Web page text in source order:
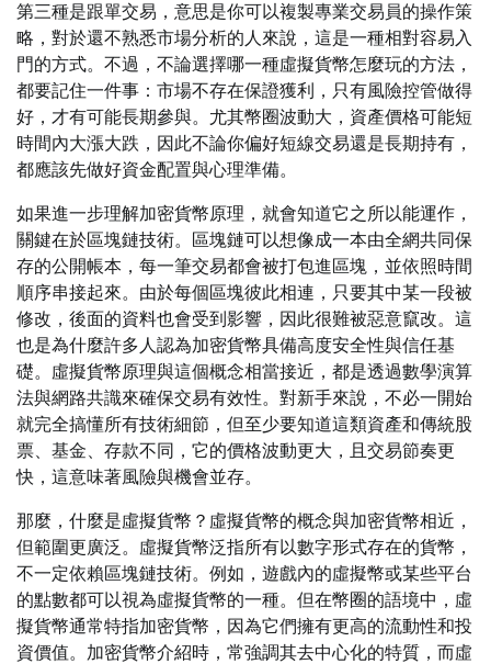
第三種是跟單交易，意思是你可以複製專業交易員的操作策
略，對於還不熟悉市場分析的人來說，這是一種相對容易入
門的方式。不過，不論選擇哪一種虛擬貨幣怎麼玩的方法，
都要記住一件事：市場不存在保證獲利，只有風險控管做得
好，才有可能長期參與。尤其幣圈波動大，資產價格可能短
時間內大漲大跌，因此不論你偏好短線交易還是長期持有，
都應該先做好資金配置與心理準備。
如果進一步理解加密貨幣原理，就會知道它之所以能運作，
關鍵在於區塊鏈技術。區塊鏈可以想像成一本由全網共同保
存的公開帳本，每一筆交易都會被打包進區塊，並依照時間
順序串接起來。由於每個區塊彼此相連，只要其中某一段被
修改，後面的資料也會受到影響，因此很難被惡意竄改。這
也是為什麼許多人認為加密貨幣具備高度安全性與信任基
礎。虛擬貨幣原理與這個概念相當接近，都是透過數學演算
法與網路共識來確保交易有效性。對新手來說，不必一開始
就完全搞懂所有技術細節，但至少要知道這類資產和傳統股
票、基金、存款不同，它的價格波動更大，且交易節奏更
快，這意味著風險與機會並存。
那麼，什麼是虛擬貨幣？虛擬貨幣的概念與加密貨幣相近，
但範圍更廣泛。虛擬貨幣泛指所有以數字形式存在的貨幣，
不一定依賴區塊鏈技術。例如，遊戲內的虛擬幣或某些平台
的點數都可以視為虛擬貨幣的一種。但在幣圈的語境中，虛
擬貨幣通常特指加密貨幣，因為它們擁有更高的流動性和投
資價值。加密貨幣介紹時，常強調其去中心化的特質，而虛